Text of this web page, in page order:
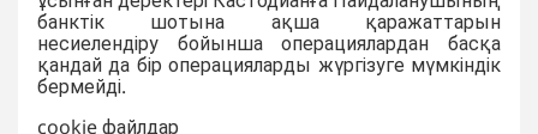
банктік шотына ақша қаражаттарын
несиелендіру бойынша операциялардан басқа
қандай да бір операцияларды жүргізуге мүмкіндік
бермейді.